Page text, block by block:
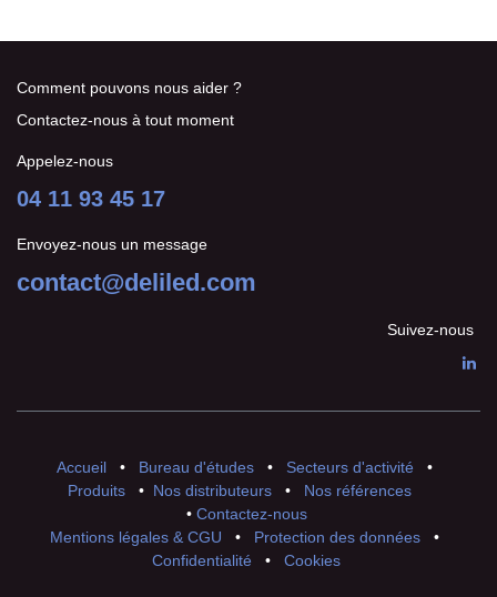
Comment pouvons nous aider ?
Contactez-nous à tout moment
Appelez-nous
04 11 93 45 17
Envoyez-nous un message
contact@deliled.com
Suivez-nous
Accueil • Bureau d'études • Secteurs d'activité
•
Produits
• Nos distributeurs •
Nos références
• Contactez-nous
Mentions légales & CGU
• Protection des données
Confidentialité
• Cookies